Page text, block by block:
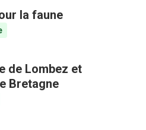
la faune
de Lombez et
Bretagne